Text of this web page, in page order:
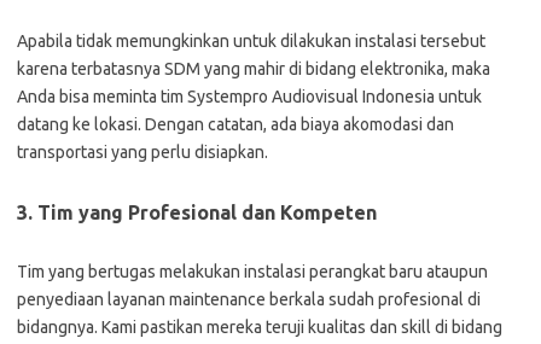
Apabila tidak memungkinkan untuk dilakukan instalasi tersebut
karena terbatasnya SDM yang mahir di bidang elektronika, maka
Anda bisa meminta tim Systempro Audiovisual Indonesia untuk
datang ke lokasi. Dengan catatan, ada biaya akomodasi dan
transportasi yang perlu disiapkan.
3. Tim yang Profesional dan Kompeten
Tim yang bertugas melakukan instalasi perangkat baru ataupun
penyediaan layanan maintenance berkala sudah profesional di
bidangnya. Kami pastikan mereka teruji kualitas dan skill di bidang